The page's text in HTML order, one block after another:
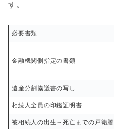
す。
必要書類
金融機関側指定の書類
遺産分割協議書の写し
相続人全員の印鑑証明書
被相続人の出生～死亡までの戸籍謄